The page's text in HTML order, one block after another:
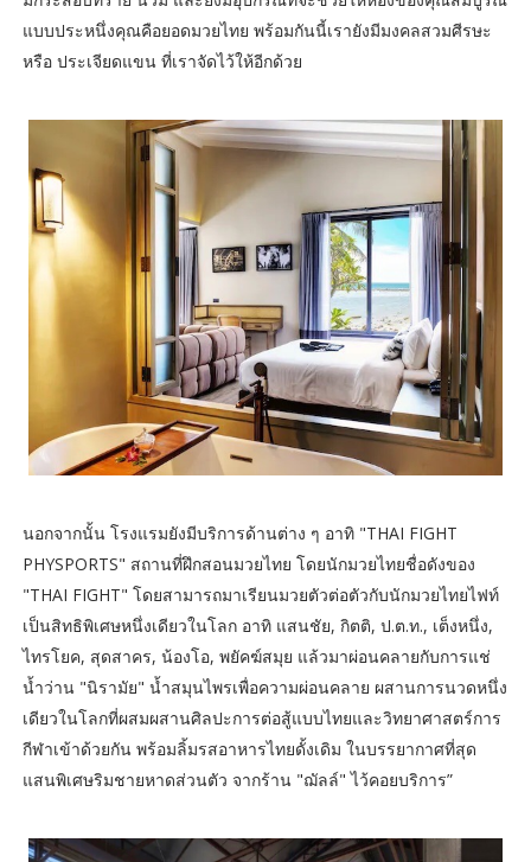
แบบประหนึ่งคุณคือยอดมวยไทย พร้อมกันนี้เรายังมีมงคลสวมศีรษะ
หรือ ประเจียดแขน ที่เราจัดไว้ให้อีกด้วย
นอกจากนั้น โรงแรมยังมีบริการด้านต่าง ๆ อาทิ "THAI FIGHT
PHYSPORTS" สถานที่ฝึกสอนมวยไทย โดยนักมวยไทยชื่อดังของ
"THAI FIGHT" โดยสามารถมาเรียนมวยตัวต่อตัวกับนักมวยไทยไฟท์
เป็นสิทธิพิเศษหนึ่งเดียวในโลก อาทิ แสนชัย, กิตติ, ป.ต.ท., เต็งหนึ่ง,
ไทรโยค, สุดสาคร, น้องโอ, พยัคฆ์สมุย แล้วมาผ่อนคลายกับการแช่
น้ำว่าน "นิรามัย" น้ำสมุนไพรเพื่อความผ่อนคลาย ผสานการนวดหนึ่ง
เดียวในโลกที่ผสมผสานศิลปะการต่อสู้แบบไทยและวิทยาศาสตร์การ
กีฬาเข้าด้วยกัน พร้อมลิ้มรสอาหารไทยดั้งเดิม ในบรรยากาศที่สุด
แสนพิเศษริมชายหาดส่วนตัว จากร้าน "ฌัลล์" ไว้คอยบริการ”